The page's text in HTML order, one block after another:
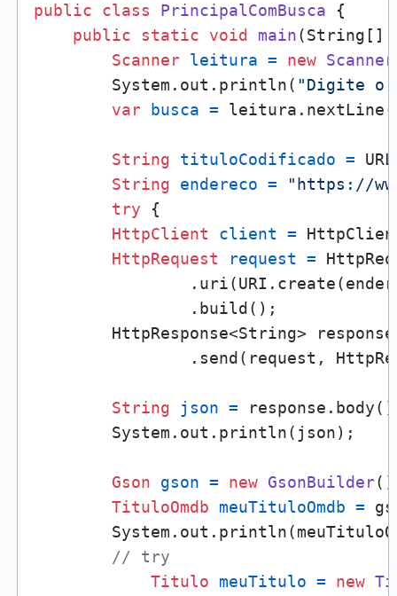
public class PrincipalComBusca {
public
static void main(String[]
Scanner leitura = new Scanner
        System.out.println(
"Digite o
var
busca =
String tituloCodificado =
String
endereco =
"https://
try {
HttpClient
client =
HttpRequest
request =
                .build();
HttpResponse<String>
.send(request,
String json =
        System.out.println(json);
Gson gson = new GsonBuilder
TituloOmdb
meuTituloOmdb =
// try
Titulo
meuTitulo = new